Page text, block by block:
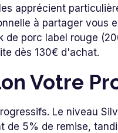
apprécient
à partager vous
porc label rouge
dès 130€ d'achat.
Votre
Le niveau
5% de remise,